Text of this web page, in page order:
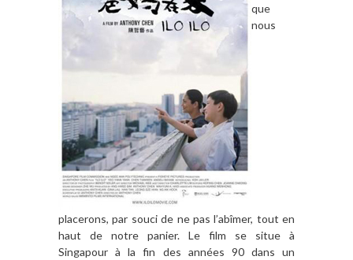
que
nous
placerons, par souci de ne pas l’abîmer, tout en
haut de notre panier. Le film se situe à
Singapour à la fin des années 90 dans un